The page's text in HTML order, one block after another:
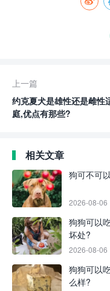
上一篇
约克夏犬是雄性还是雌性
庭,优点有那些?
相关文章
狗可不可
2026-08-06
狗狗可以
坏处?
2026-08-06
狗狗可以
么样?